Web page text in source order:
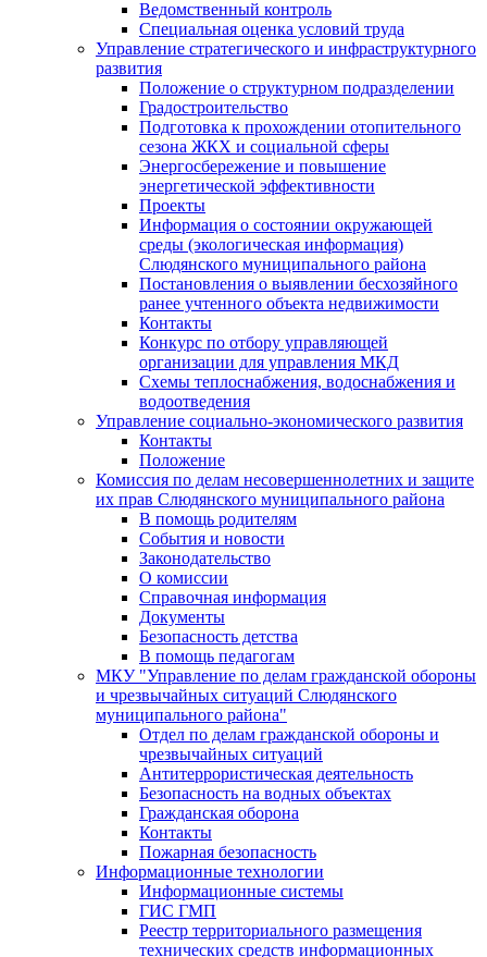
Ведомственный контроль
Специальная оценка условий труда
Управление стратегического и инфраструктурного
развития
Положение о структурном подразделении
Градостроительство
Подготовка к прохождении отопительного
сезона ЖКХ и социальной сферы
Энергосбережение и повышение
энергетической эффективности
Проекты
Информация о состоянии окружающей
среды (экологическая информация)
Слюдянского муниципального района
Постановления о выявлении бесхозяйного
ранее учтенного объекта недвижимости
Контакты
Конкурс по отбору управляющей
организации для управления МКД
Схемы теплоснабжения, водоснабжения и
водоотведения
Управление социально-экономического развития
Контакты
Положение
Комиссия по делам несовершеннолетних и защите
их прав Слюдянского муниципального района
В помощь родителям
События и новости
Законодательство
О комиссии
Справочная информация
Документы
Безопасность детства
В помощь педагогам
МКУ "Управление по делам гражданской обороны
и чрезвычайных ситуаций Слюдянского
муниципального района"
Отдел по делам гражданской обороны и
чрезвычайных ситуаций
Антитеррористическая деятельность
Безопасность на водных объектах
Гражданская оборона
Контакты
Пожарная безопасность
Информационные технологии
Информационные системы
ГИС ГМП
Реестр территориального размещения
технических средств информационных